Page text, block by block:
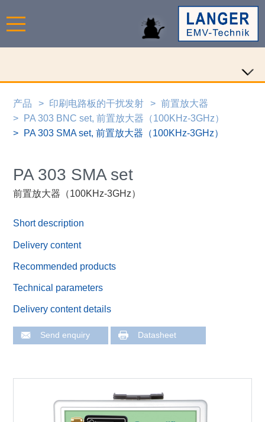
产品 印刷电路板的干扰发射
前置放大器
PA 303 BNC set, 前置放大器（100KHz-3GHz）
PA 303 SMA set, 前置放大器（100KHz-3GHz）
PA 303 SMA set
前置放大器（100KHz-3GHz）
Short description
Delivery content
Recommended products
Technical parameters
Delivery content details
Send enquiry Datasheet